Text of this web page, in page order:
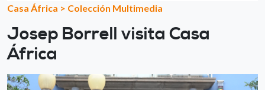
Casa África > Colección Multimedia
Josep Borrell visita Casa
África